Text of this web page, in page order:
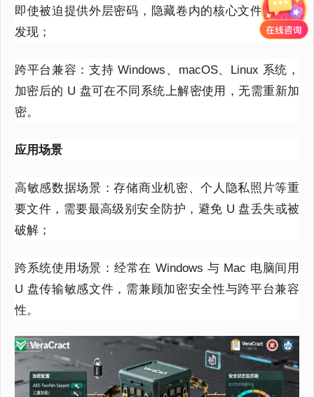
即使被迫提供外层密码，隐藏卷内的核心文件也不被
发现；
跨平台兼容：支持 Windows、macOS、Linux 系统，
加密后的 U 盘可在不同系统上解密使用，无需重新加
密。
应用场景
高敏感数据场景：存储商业机密、个人隐私照片等重
要文件，需要最高级别安全防护，避免 U 盘丢失或被
破解；
跨系统使用场景：经常在 Windows 与 Mac 电脑间用
U 盘传输敏感文件，需兼顾加密安全性与跨平台兼容
性。